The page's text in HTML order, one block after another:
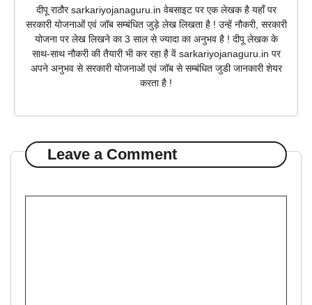
दीपू राठौर sarkariyojanaguru.in वेबसाइट पर एक लेखक है यहाँ पर
सरकारी योजनाओं एवं जॉब सम्बंधित जुड़े लेख लिखता है ! उन्हें नौकरी, सरकारी
योजना पर लेख लिखने का 3 साल से ज्यादा का अनुभव है ! दीपू लेखक के
साथ-साथ नौकरी की तैयारी भी कर रहा है वें sarkariyojanaguru.in पर
अपने अनुभव से सरकारी योजनाओं एवं जॉब से सम्बंधित जुडी जानकारी शेयर
करता है !
Leave a Comment